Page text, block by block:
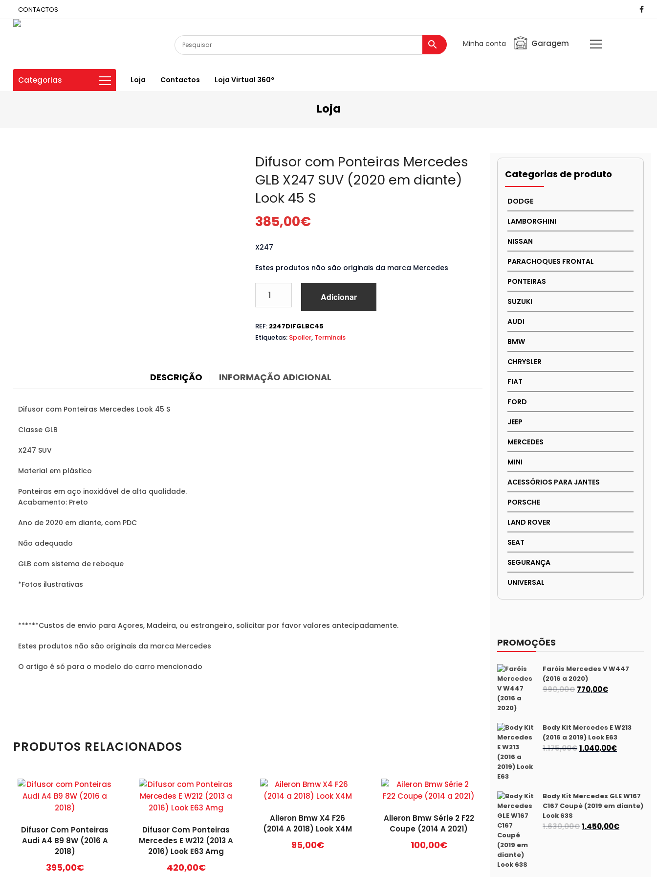
CONTACTOS
Minha conta Garagem
Categorias Loja Contactos Loja Virtual 360º
Loja
Difusor com Ponteiras Mercedes
GLB X247 SUV (2020 em diante)
Look 45 S
385,00€
X247
Estes produtos não são originais da marca Mercedes
Difusor
Ponteiras
Mercedes
(2020
em
Adicionar
REF: 2247DIFGLBC45
Etiquetas: Spoiler, Terminais
DESCRIÇÃO INFORMAÇÃO ADICIONAL
Difusor com Ponteiras Mercedes Look 45 S
Classe GLB
X247 SUV
Material em plástico
Ponteiras em aço inoxidável de alta qualidade.
Acabamento: Preto
Ano de 2020 em diante, com PDC
Não adequado
GLB com sistema de reboque
*Fotos ilustrativas
******Custos de envio para Açores, Madeira, ou estrangeiro, solicitar por favor valores antecipadamente.
Estes produtos não são originais da marca Mercedes
O artigo é só para o modelo do carro mencionado
PRODUTOS RELACIONADOS
Difusor Com Ponteiras
Audi A4 B9 8W (2016 A
2018)
395,00€
Difusor Com Ponteiras
Mercedes E W212 (2013 A
2016) Look E63 Amg
420,00€
Aileron Bmw X4 F26
(2014 A 2018) Look X4M
95,00€
Aileron Bmw Série 2 F22
Coupe (2014 A 2021)
100,00€
Categorias de produto
DODGE
LAMBORGHINI
NISSAN
PARACHOQUES FRONTAL
PONTEIRAS
SUZUKI
AUDI
BMW
CHRYSLER
FIAT
FORD
JEEP
MERCEDES
MINI
ACESSÓRIOS PARA JANTES
PORSCHE
LAND ROVER
SEAT
SEGURANÇA
UNIVERSAL
PROMOÇÕES
Faróis Mercedes V W447
(2016 a 2020)
990,00€ O
era:
990,00€.
770,00€O
é:
770,00€.
Body Kit Mercedes E W213
(2016 a 2019) Look E63
1.175,00€O
1.175,00€.
1.040,00€O
1.040,00€.
Body Kit Mercedes GLE W167
C167 Coupé (2019 em diante)
Look 63S
1.630,00€O
1.450,00€O